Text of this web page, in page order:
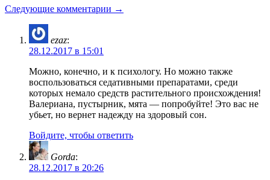
Следующие комментарии →
ezaz:
28.12.2017 в 15:01
Можно, конечно, и к психологу. Но можно также
воспользоваться седативными препаратами, среди
которых немало средств растительного происхождения!
Валериана, пустырник, мята — попробуйте! Это вас не
убьет, но вернет надежду на здоровый сон.
Войдите, чтобы ответить
Gorda:
28.12.2017 в 20:26